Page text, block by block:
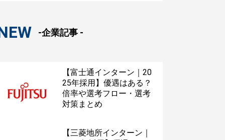
-企業記事 -
【富士通インターン｜20
25年採用】優遇はある？
倍率や選考フロー・選考
対策まとめ
【三菱地所インターン｜